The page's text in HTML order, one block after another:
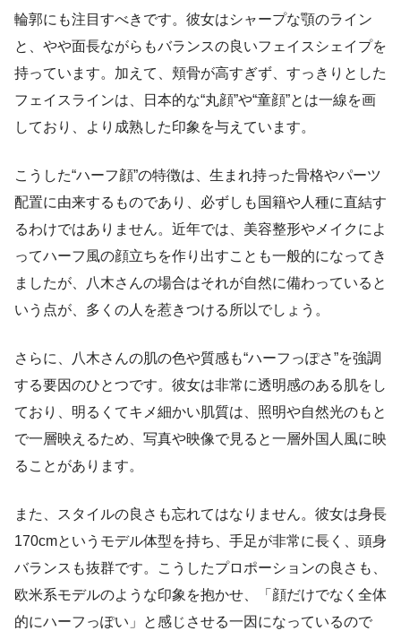
輪郭にも注目すべきです。彼女はシャープな顎のライン
と、やや面長ながらもバランスの良いフェイスシェイプを
持っています。加えて、頬骨が高すぎず、すっきりとした
フェイスラインは、日本的な“丸顔”や“童顔”とは一線を画
しており、より成熟した印象を与えています。
こうした“ハーフ顔”の特徴は、生まれ持った骨格やパーツ
配置に由来するものであり、必ずしも国籍や人種に直結す
るわけではありません。近年では、美容整形やメイクによ
ってハーフ風の顔立ちを作り出すことも一般的になってき
ましたが、八木さんの場合はそれが自然に備わっていると
いう点が、多くの人を惹きつける所以でしょう。
さらに、八木さんの肌の色や質感も“ハーフっぽさ”を強調
する要因のひとつです。彼女は非常に透明感のある肌をし
ており、明るくてキメ細かい肌質は、照明や自然光のもと
で一層映えるため、写真や映像で見ると一層外国人風に映
ることがあります。
また、スタイルの良さも忘れてはなりません。彼女は身長
170cmというモデル体型を持ち、手足が非常に長く、頭身
バランスも抜群です。こうしたプロポーションの良さも、
欧米系モデルのような印象を抱かせ、「顔だけでなく全体
的にハーフっぽい」と感じさせる一因になっているので